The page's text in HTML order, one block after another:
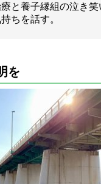
と養子縁組の泣き
ちを話す。
を